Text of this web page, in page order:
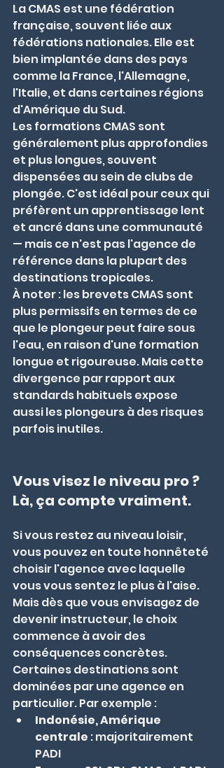
La CMAS est une fédération
française, souvent liée aux
fédérations nationales. Elle est
bien implantée dans des pays
comme la France, l'Allemagne,
l'Italie, et dans certaines régions
d'Amérique du Sud.
Les formations CMAS sont
généralement plus approfondies
et plus longues, souvent
dispensées au sein de clubs de
plongée. C'est idéal pour ceux qui
préfèrent un apprentissage lent
et ancré dans une communauté
— mais ce n'est pas l'agence de
référence dans la plupart des
destinations tropicales.
À noter : les brevets CMAS sont
plus permissifs en termes de ce
que le plongeur peut faire sous
l'eau, en raison d'une formation
longue et rigoureuse. Mais cette
divergence par rapport aux
standards habituels expose
aussi les plongeurs à des risques
parfois inutiles.
Vous visez le niveau pro ?
Là, ça compte vraiment.
Si vous restez au niveau loisir,
vous pouvez en toute honnêteté
choisir l'agence avec laquelle
vous vous sentez le plus à l'aise.
Mais dès que vous envisagez de
devenir instructeur, le choix
commence à avoir des
conséquences concrètes.
Certaines destinations sont
dominées par une agence en
particulier. Par exemple :
Indonésie, Amérique
centrale : majoritairement
PADI